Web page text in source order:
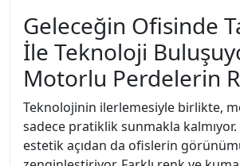
Geleceğin Ofisinde
İle Teknoloji
Motorlu Perdelerin
Teknolojinin ilerlemesiyle birlikte,
sadece pratiklik sunmakla kalmıyor.
estetik açıdan da ofislerin